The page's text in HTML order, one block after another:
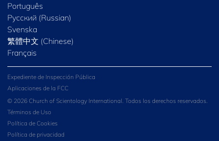
Português
Русский (Russian)
Svenska
繁體中文 (Chinese)
Français
Expediente de Inspección Pública
Aplicaciones de la FCC
© 2026 Church of Scientology International. Todos los derechos reservados.
Términos de Uso
Política de Cookies
Política de privacidad